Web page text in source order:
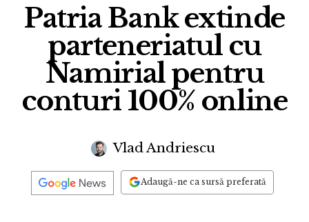
Patria Bank extinde
parteneriatul cu
Namirial pentru
conturi 100% online
Vlad Andriescu
Adaugă-ne ca sursă preferată